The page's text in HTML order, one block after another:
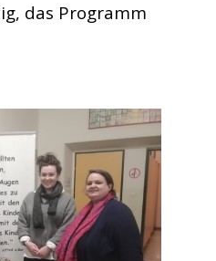
das Programm